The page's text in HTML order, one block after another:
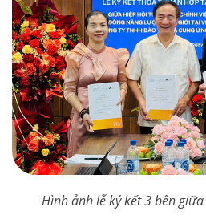
Hình ảnh lễ ký kết 3 bên giữa